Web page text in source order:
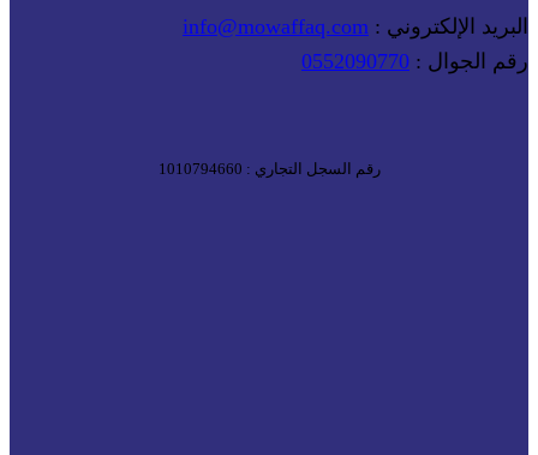
البريد الإلكتروني : info@mowaffaq.com
رقم الجوال : 0552090770
رقم السجل التجاري : 1010794660